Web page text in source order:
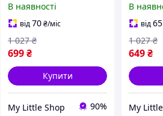
В наявності
від70₴/міс
699₴
1 027 ₴
Купити
My Little Shop 90%
В
від65
649₴
1 027 ₴
My